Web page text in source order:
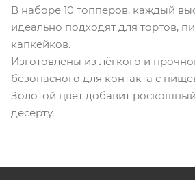
В наборе 10 топперов, каждый
идеально подходят для тортов,
капкейков.
Изготовлены из лёгкого и
безопасного для контакта с
Золотой цвет добавит
десерту.